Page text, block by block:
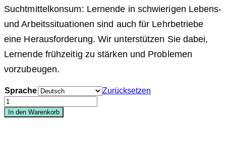
Suchtmittelkonsum: Lernende in schwierigen Lebens-
und Arbeitssituationen sind auch für Lehrbetriebe
eine Herausforderung. Wir unterstützen Sie dabei,
Lernende frühzeitig zu stärken und Problemen
vorzubeugen.
Sprache
Zurücksetzen
Flyer
"Lernende
stärken
In den Warenkorb